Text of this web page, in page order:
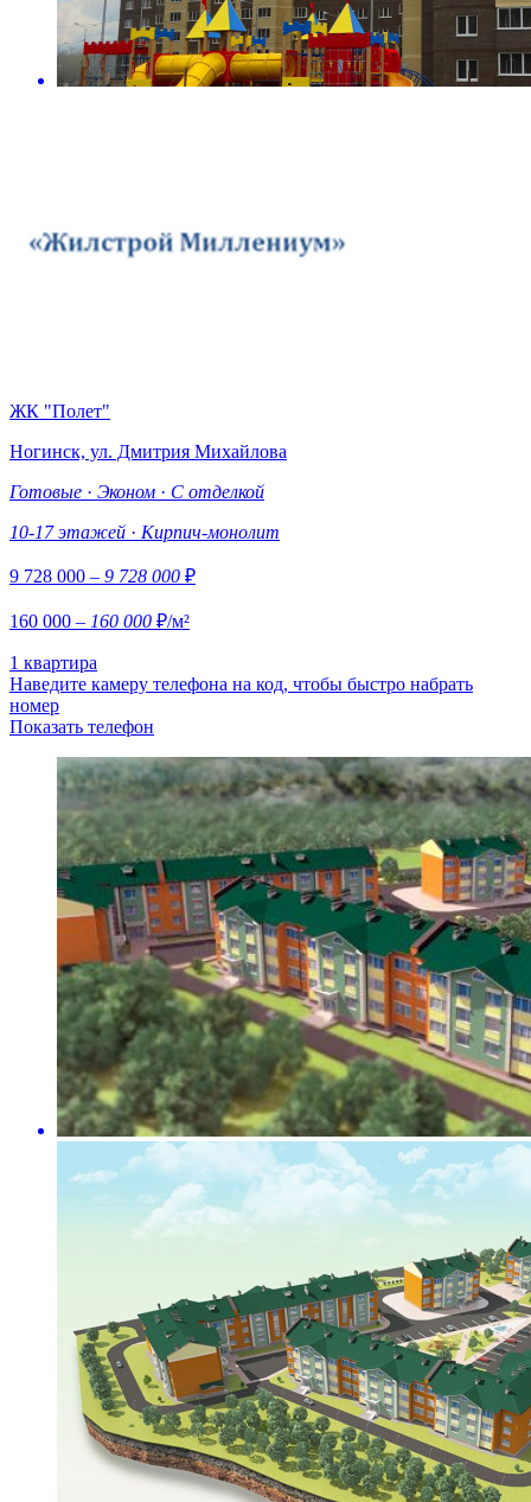
ЖК "Полет"
Ногинск, ул. Дмитрия Михайлова
Готовые · Эконом · С отделкой
10-17 этажей · Кирпич-монолит
9 728 000 – 9 728 000 ₽
160 000 – 160 000 ₽/м²
1 квартира
Наведите камеру телефона на код, чтобы быстро набрать
номер
Показать телефон